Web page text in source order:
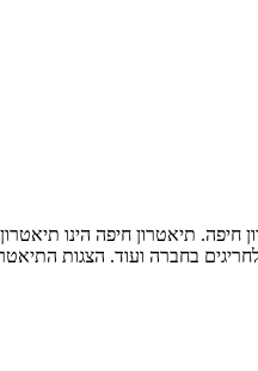
תיאטרון חיפה הינו
בחברה ועוד. הצגות